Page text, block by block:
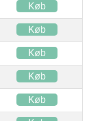
Køb
Køb
Køb
Køb
Køb